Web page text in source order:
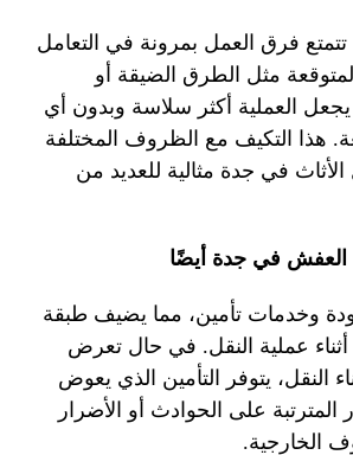
تتمتع فرق العمل بمرونة في التعامل
مثل الطرق الضيقة أو
يجعل العملية أكثر سلاسة وبدون أي
هذا التكيف مع الظروف المختلفة
في جدة مثالية للعديد من
في جدة أيضًا
وخدمات تأمين، مما يضيف طبقة
أثناء عملية النقل. في حال تعرض
النقل، يتوفر التأمين الذي يعوض
المترتبة على الحوادث أو الأضرار
الخارجية.